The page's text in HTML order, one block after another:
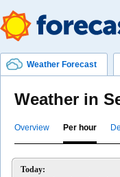
Weather Forecast
Weather in
Overview Per hour
Today: